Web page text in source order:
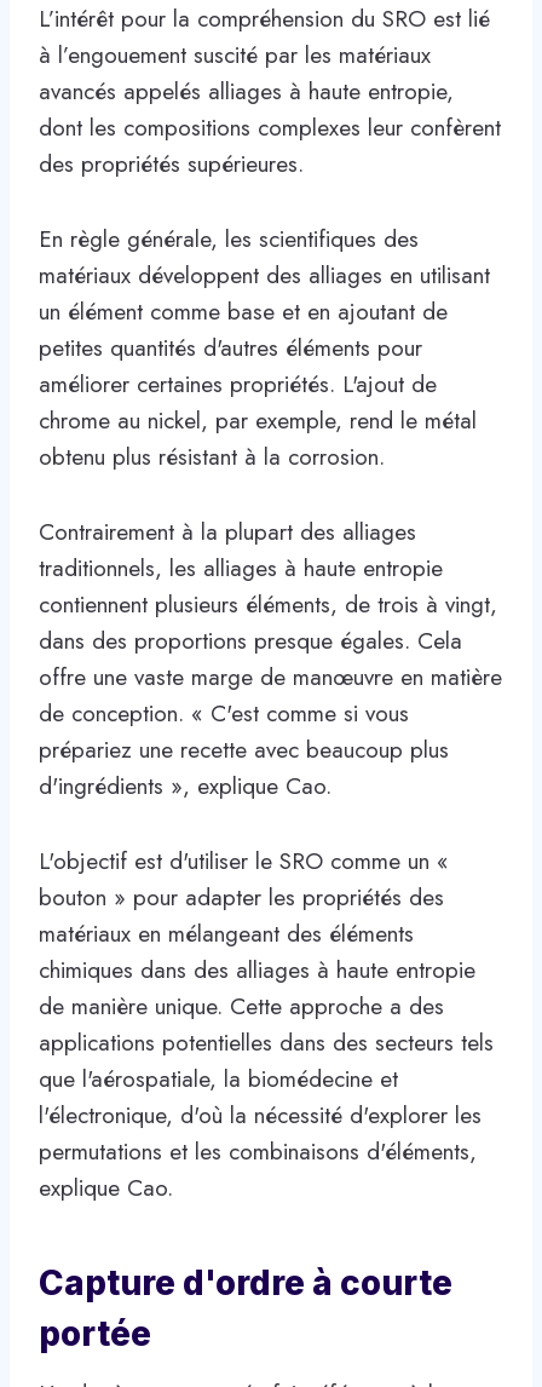
L’intérêt pour la compréhension du SRO est lié
à l’engouement suscité par les matériaux
avancés appelés alliages à haute entropie,
dont les compositions complexes leur confèrent
des propriétés supérieures.
En règle générale, les scientifiques des
matériaux développent des alliages en utilisant
un élément comme base et en ajoutant de
petites quantités d'autres éléments pour
améliorer certaines propriétés. L'ajout de
chrome au nickel, par exemple, rend le métal
obtenu plus résistant à la corrosion.
Contrairement à la plupart des alliages
traditionnels, les alliages à haute entropie
contiennent plusieurs éléments, de trois à vingt,
dans des proportions presque égales. Cela
offre une vaste marge de manœuvre en matière
de conception. « C'est comme si vous
prépariez une recette avec beaucoup plus
d'ingrédients », explique Cao.
L'objectif est d'utiliser le SRO comme un «
bouton » pour adapter les propriétés des
matériaux en mélangeant des éléments
chimiques dans des alliages à haute entropie
de manière unique. Cette approche a des
applications potentielles dans des secteurs tels
que l'aérospatiale, la biomédecine et
l'électronique, d'où la nécessité d'explorer les
permutations et les combinaisons d'éléments,
explique Cao.
Capture d'ordre à courte
portée